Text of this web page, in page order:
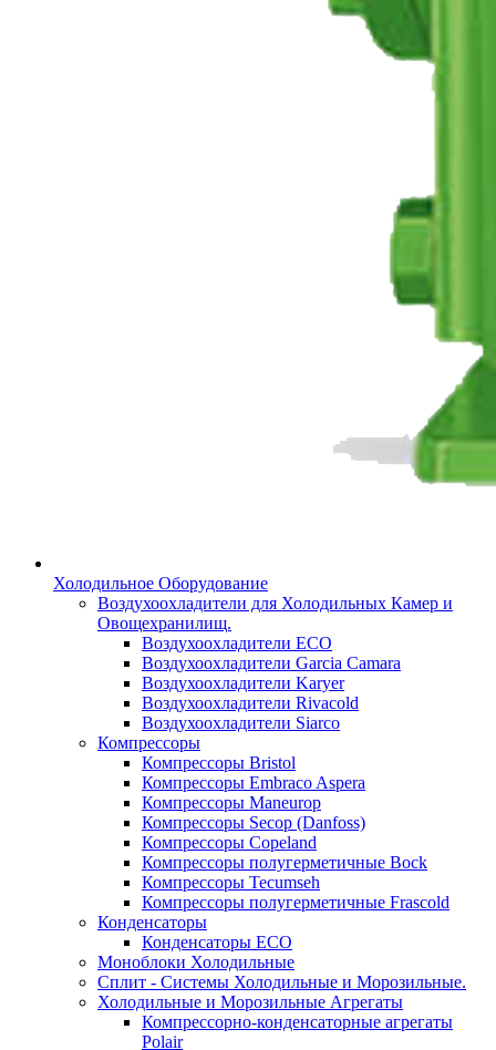
Холодильное Оборудование
Воздухоохладители для Холодильных Камер и
Овощехранилищ.
Воздухоохладители ECO
Воздухоохладители Garcia Camara
Воздухоохладители Karyer
Воздухоохладители Rivacold
Воздухоохладители Siarco
Компрессоры
Компрессоры Bristol
Компрессоры Embraco Aspera
Компрессоры Maneurop
Компрессоры Secop (Danfoss)
Компрессоры Copeland
Компрессоры полугерметичные Bock
Компрессоры Tecumseh
Компрессоры полугерметичные Frascold
Конденсаторы
Конденсаторы ECO
Моноблоки Холодильные
Сплит - Системы Холодильные и Морозильные.
Холодильные и Морозильные Агрегаты
Компрессорно-конденсаторные агрегаты
Polair